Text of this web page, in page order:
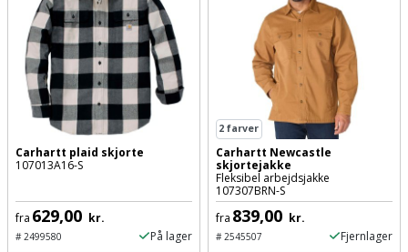
Soldater
støtte
og
teleskopstøtte
Stålbørste
Stige
Mejselhammer
Multicutter
Multicuttertilbehør
Multisliber
Overfræser
Presenning
Redskabsskur
Rengøring
Shelter
Sikkerhed
i
Carhartt plaid skjorte
107013A16-S
fra 629,00 kr.
#2499580 På lager
2farver
Carhartt Newcastle
skjortejakke
Fleksibel arbejdsjakke
107307BRN-S
fra 839,00 kr.
#2545507 Fjernlager